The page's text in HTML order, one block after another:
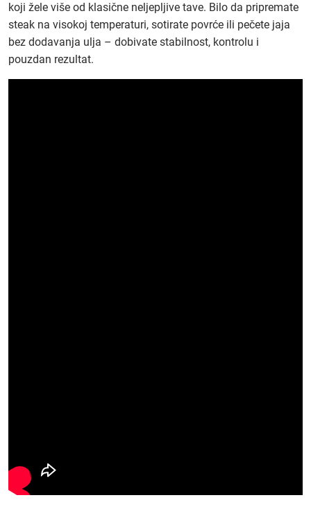
koji žele više od klasične neljepljive tave. Bilo da pripremate
steak na visokoj temperaturi, sotirate povrće ili pečete jaja
bez dodavanja ulja – dobivate stabilnost, kontrolu i
pouzdan rezultat.